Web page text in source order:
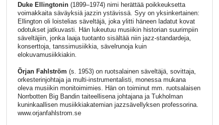
Duke Ellingtonin(1899–1974) nimi herättää poikkeuksetta
voimakkaita säväyksiä jazzin ystävissä. Syy on yksinkertainen:
Ellington oli loistelias säveltäjä, joka ylitti häneen ladatut kovat
odotukset jatkuvasti. Hän lukeutuu musiikin historian suurimpiin
säveltäjiin, jonka laaja tuotanto sisältää niin jazz-standardeja,
konserttoja, tanssimusiikkia, sävelrunoja kuin
elokuvamusiikkiakin.
Örjan Fahlström (s. 1953) on ruotsalainen säveltäjä, sovittaja,
orkesterinjohtaja ja multi-instrumentalisti, monessa mukana
oleva musiikin monitoimimies. Hän on toiminut mm. ruotsalaisen
Norrbotten Big Bandin taiteellisena johtajana ja Tukholman
kuninkaallisen musiikkiakatemian jazzsävellyksen professorina.
www.orjanfahlstrom.se